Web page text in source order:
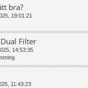
bra?
19:01:21
Filter
14:53:35
11:43:23